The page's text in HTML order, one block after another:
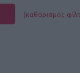
(καθαρισμός